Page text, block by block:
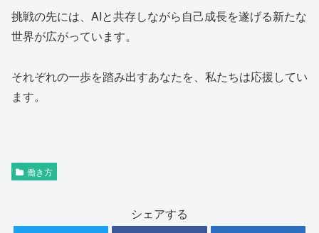
挑戦の先には、AIと共存しながら自己成長を遂げる新たな
世界が広がっています。
それぞれの一歩を踏み出すあなたを、私たちは応援してい
ます。
働き方
シェアする